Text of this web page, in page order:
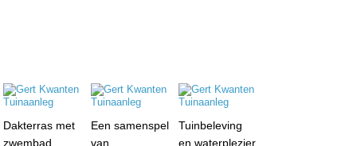
Dakterras met
zwembad
Een samenspel
van
Tuinbeleving
en waterplezier